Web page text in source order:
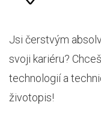
Jsi čerstvým
svoji kariéru?
technologií a
životopis!